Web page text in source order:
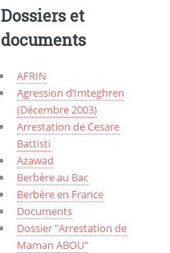
Dossiers et
documents
AFRIN
Agression d’Imteghren
(Décembre 2003)
Arrestation de Cesare
Battisti
Azawad
Berbère au Bac
Berbère en France
Documents
Dossier "Arrestation de
Maman ABOU"